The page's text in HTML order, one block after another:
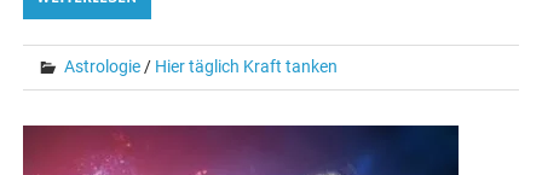
Astrologie/ Hier täglich Kraft tanken